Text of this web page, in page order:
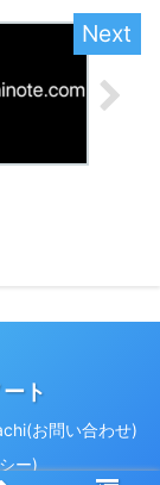
ト
お問い合わせ)
ー)